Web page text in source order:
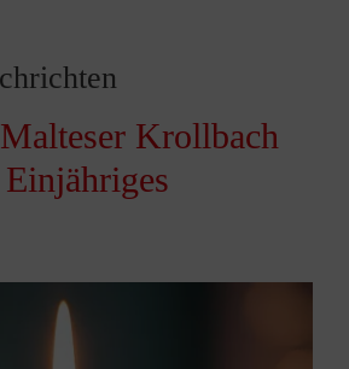
Krollbach